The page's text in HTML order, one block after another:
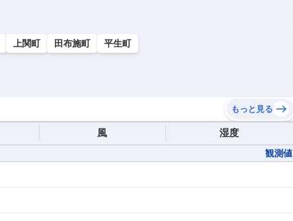
上関町 田布施町 平生町
もっと見る
風 湿度
観測値